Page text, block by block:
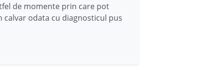
de momente prin care pot
odata cu diagnosticul pus